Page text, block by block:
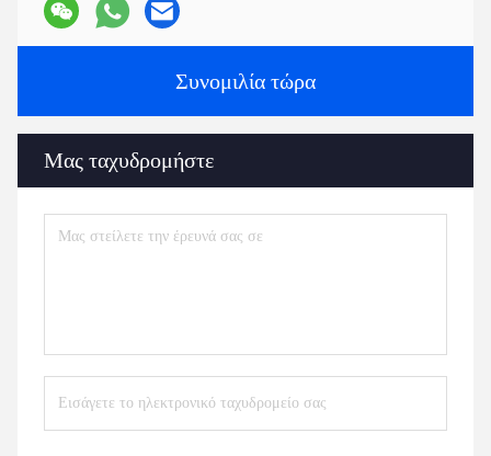
Συνομιλία τώρα
Μας ταχυδρομήστε